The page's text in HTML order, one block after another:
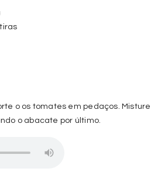
o os tomates em pedaços. Misture
o abacate por último.